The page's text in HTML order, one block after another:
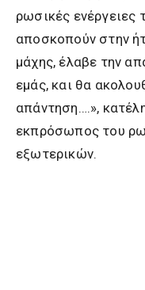
ρωσικές ενέργειες
αποσκοπούν στην
μάχης, έλαβε την
εμάς, και θα
απάντηση….»,
εκπρόσωπος του
εξωτερικών.